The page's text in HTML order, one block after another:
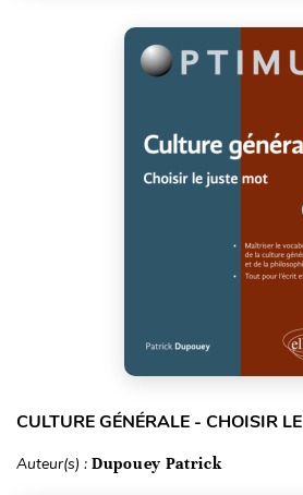
CULTURE GÉNÉRALE - CHOISIR
Auteur(s) : Dupouey Patrick